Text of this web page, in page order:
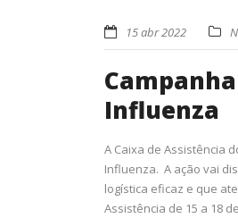
15 abr 2022
Influenza
A Caixa de Assistência
Influenza. A ação vai
logística eficaz e que
Assistência de 15 a 18